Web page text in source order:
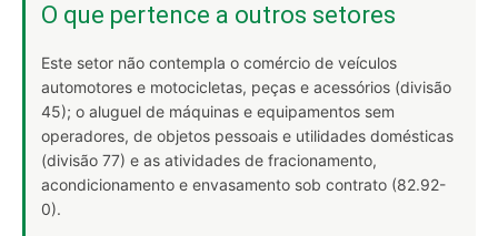
O que pertence a outros setores
Este setor não contempla o comércio de veículos
automotores e motocicletas, peças e acessórios (divisão
45); o aluguel de máquinas e equipamentos sem
operadores, de objetos pessoais e utilidades domésticas
(divisão 77) e as atividades de fracionamento,
acondicionamento e envasamento sob contrato (82.92-
0).